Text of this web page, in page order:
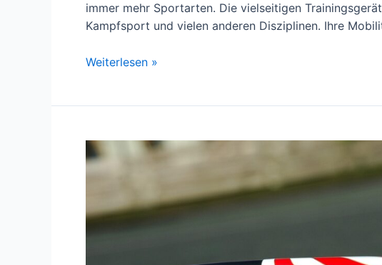
immer mehr Sportarten. Die vielseitigen
Kampfsport und vielen anderen Disziplinen. Ihre
Wie
richtig
einsetzt
Weiterlesen »